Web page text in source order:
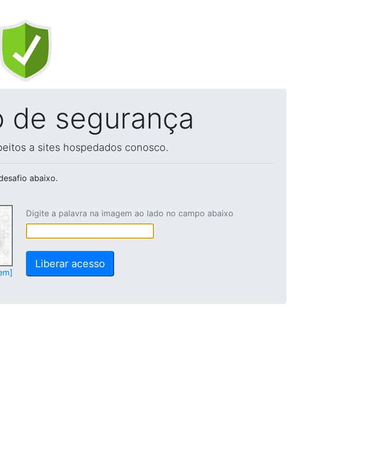
de segurança
a sites hospedados conosco.
abaixo.
Digite a palavra na imagem ao lado no campo abaixo